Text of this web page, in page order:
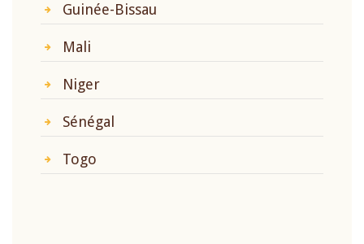
Guinée-Bissau
Mali
Niger
Sénégal
Togo